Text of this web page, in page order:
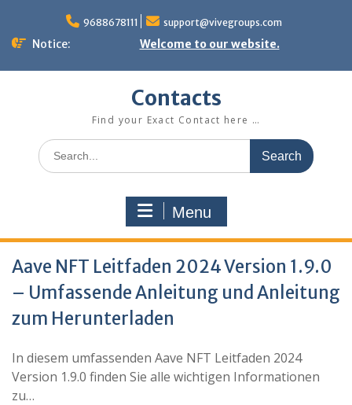
content
9688678111 support@vivegroups.com
Notice: Welcome to our website.
Contacts
Find your Exact Contact here …
Search
for:
Menu
Aave NFT Leitfaden 2024 Version 1.9.0
– Umfassende Anleitung und Anleitung
zum Herunterladen
In diesem umfassenden Aave NFT Leitfaden 2024
Version 1.9.0 finden Sie alle wichtigen Informationen
zu…